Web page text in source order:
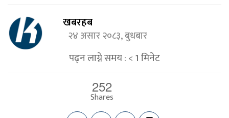
खबरहब
२४ असार २०८३, बुधबार
पढ्न लाग्ने समय :< 1मिनेट
252
Shares